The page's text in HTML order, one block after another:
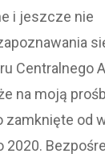
i jeszcze nie
Centralnego
na moją
zamknięte od
2020.